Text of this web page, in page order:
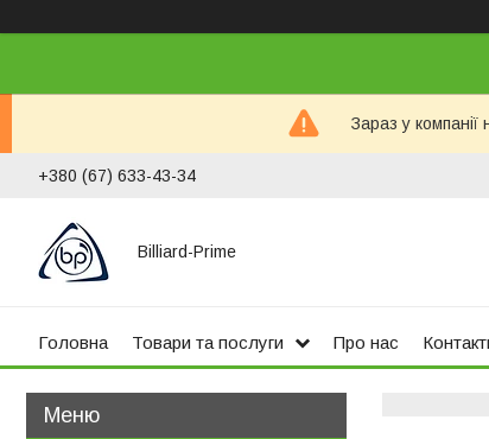
Зараз у
+380 (67) 633-43-34
Billiard-Prime
Головна Товари та послуги Про нас